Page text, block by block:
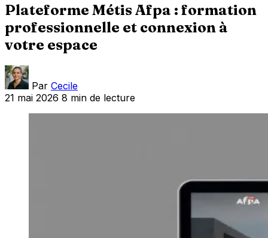
Plateforme Métis Afpa : formation
professionnelle et connexion à
votre espace
Par Cecile
21 mai 2026 8 min de lecture